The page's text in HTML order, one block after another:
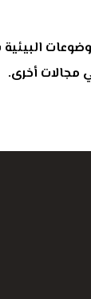
مجالات أخرى.